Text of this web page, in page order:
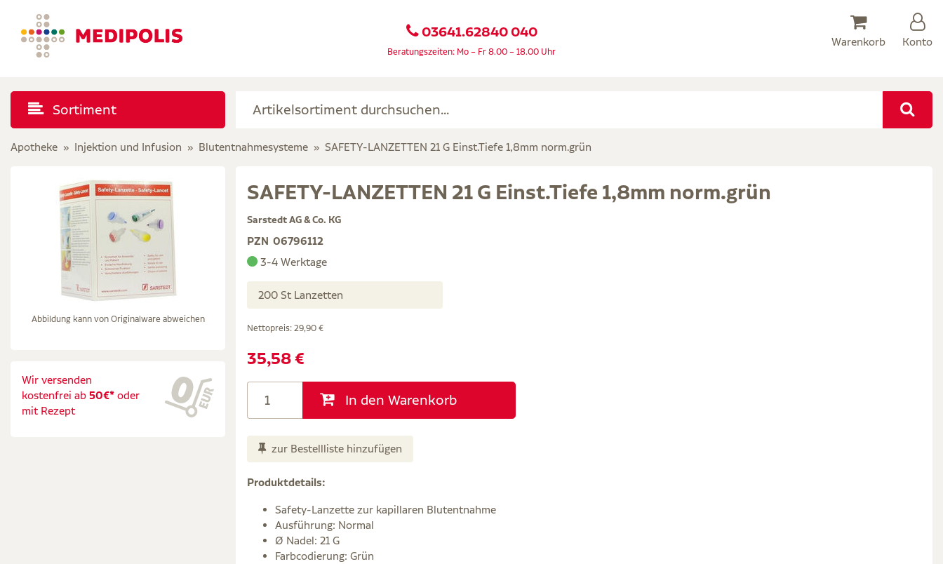
03641.62840 040
Beratungszeiten: Mo – Fr 8.00 – 18.00 Uhr
Warenkorb Konto
Sortiment
Apotheke Injektion und Infusion Blutentnahmesysteme SAFETY-LANZETTEN 21 G Einst.Tiefe 1,8mm norm.grün
Abbildung kann von Originalware abweichen
Wir versenden
kostenfrei ab 50€* oder
mit Rezept
SAFETY-LANZETTEN 21 G Einst.Tiefe 1,8mm norm.grün
Sarstedt AG & Co. KG
PZN 06796112
3-4 Werktage
200 St Lanzetten
Nettopreis: 29,90 €
35,58 €
In den Warenkorb
zur Bestellliste hinzufügen
Produktdetails:
Safety-Lanzette zur kapillaren Blutentnahme
Ausführung: Normal
Ø Nadel: 21 G
Farbcodierung: Grün